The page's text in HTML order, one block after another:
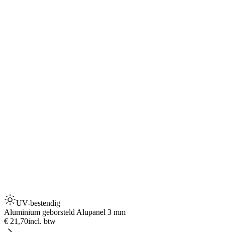
UV-bestendig
Aluminium geborsteld Alupanel 3 mm
€ 21,70incl. btw